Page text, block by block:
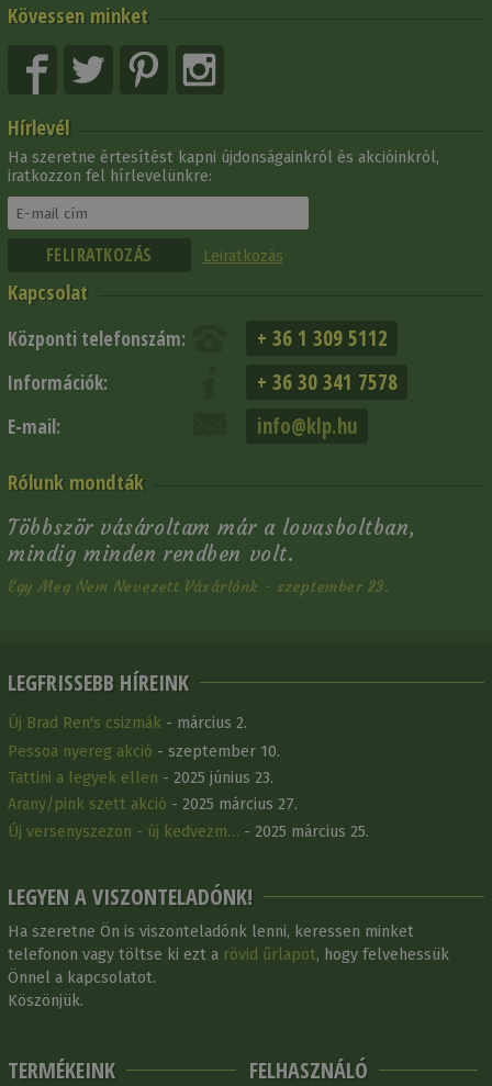
Kövessen minket
Hírlevél
Ha szeretne értesítést kapni újdonságainkról és akcióinkról,
iratkozzon fel hírlevelünkre:
Leiratkozás
Kapcsolat
Központi telefonszám: + 36 1 309 5112
Információk: + 36 30 341 7578
E-mail: info@klp.hu
Rólunk mondták
Többször vásároltam már a lovasboltban,
mindig minden rendben volt.
Egy Meg Nem Nevezett Vásárlónk - szeptember 23.
LEGFRISSEBB HÍREINK
Új Brad Ren's csizmák - március 2.
Pessoa nyereg akció - szeptember 10.
Tattini a legyek ellen - 2025 június 23.
Arany/pink szett akció - 2025 március 27.
Új versenyszezon - új kedvezm… - 2025 március 25.
LEGYEN A VISZONTELADÓNK!
Ha szeretne Ön is viszonteladónk lenni, keressen minket
telefonon vagy töltse ki ezt a rövid űrlapot, hogy felvehessük
Önnel a kapcsolatot.
Köszönjük.
TERMÉKEINK FELHASZNÁLÓ